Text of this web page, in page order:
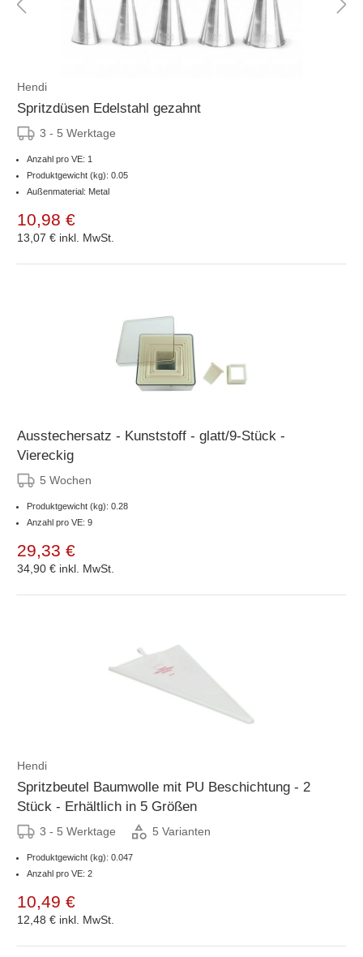
Hendi
Spritzdüsen Edelstahl gezahnt
3 - 5 Werktage
Anzahl pro VE: 1
Produktgewicht (kg): 0.05
Außenmaterial: Metal
10,98 €
13,07 € inkl. MwSt.
Ausstechersatz - Kunststoff - glatt/9-Stück -
Viereckig
5 Wochen
Produktgewicht (kg): 0.28
Anzahl pro VE: 9
29,33 €
34,90 € inkl. MwSt.
Hendi
Spritzbeutel Baumwolle mit PU Beschichtung - 2
Stück - Erhältlich in 5 Größen
3 - 5 Werktage 5 Varianten
Produktgewicht (kg): 0.047
Anzahl pro VE: 2
10,49 €
12,48 € inkl. MwSt.